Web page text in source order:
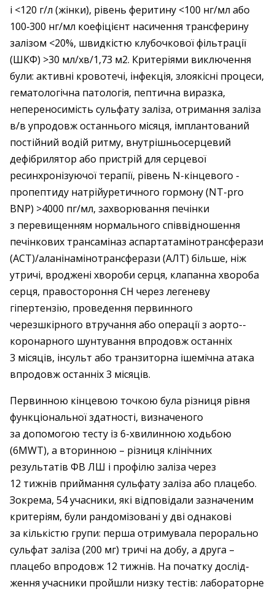
і <120 г/л (жінки), рівень феритину <100 нг/мл або
100‑300 нг/мл коефіцієнт насичення трансферину
залізом <20%, швидкістю клубочкової фільтрації
(ШКФ) >30 мл/хв/1,73 м2. ­Критеріями виключення
були: активні крово­течі, інфекція, злоякісні процеси,
гематологічна патологія, пептична виразка,
непереносимість сульфату ­заліза, отримання заліза
в/в упродовж останнього ­місяця, імплантований
постійний водій ритму, внут­рішньосерцевий
дефібрилятор або пристрій для серцевої
ресинхронізуючої терапії, рівень N-кінцевого ­
пропептиду натрійуретичного гормону (NT-pro
BNP) >4000 пг/мл, захворювання печінки
з перевищенням нормального співвідношення
печінкових транс­аміназ аспартатаміно­трансферази
(АСТ)/аланін­амінотрансферази (АЛТ) більше, ніж
утричі, вроджені хвороби ­серця, клапанна хвороба
серця, ­правостороння СН через леге­неву
гіпертензію, проведення ­первинного
черезшкірного втручання або операції з аорто-­
коронарного шунтування впродовж остан­ніх
3 місяців, інсульт або транзиторна ішемічна ­атака
впродовж остан­ніх 3 місяців.
Первинною кінцевою точкою була ­різниця рівня
функціональної здатності, визначеного
за допомогою тесту із 6-хвилинною ходьбою
(6MWT), а вторинною – ​різниця клінічних
результатів ФВ ЛШ і профілю заліза через
12 тижнів приймання сульфату заліза або плацебо.
Зокрема, 54 учасники, які відповідали зазначеним
критеріям, були рандомізовані у дві однакові
за кількістю групи: перша отримувала пер­орально
сульфат заліза (200 мг) тричі на добу, а друга – ​
плацебо впродовж 12 тижнів. На початку дослід­
жен­ня учасники пройшли низку тестів: лабораторне